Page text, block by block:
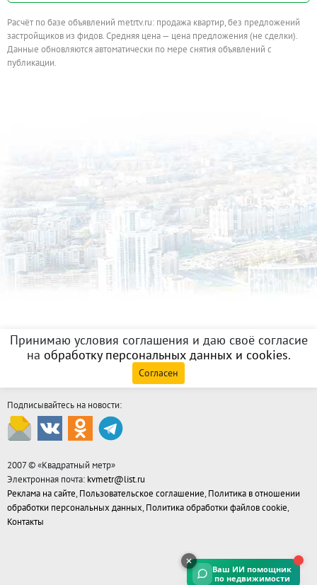
Расчёт по базе объявлений metrtv.ru: продажа квартир, без предложений
застройщиков из фидов. Средняя цена — цена предложения (не сделки).
Данные обновляются автоматически по мере снятия объявлений с
публикации.
Принимаю условия соглашения и даю своё согласие
на обработку персональных данных и cookies.
Согласен
Подписывайтесь на новости:
2007 © «Квадратный метр»
Электронная почта: kvmetr@list.ru
Реклама на сайте, Пользовательское соглашение, Политика в отношении
обработки персональных данных, Политика обработки файлов cookie,
Контакты
Ваш ИИ помощник
по недвижимости